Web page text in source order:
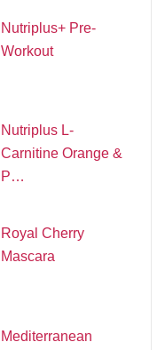
Nutriplus+ Pre-
Workout
Nutriplus L-
Carnitine Orange &
P…
Royal Cherry
Mascara
Mediterranean